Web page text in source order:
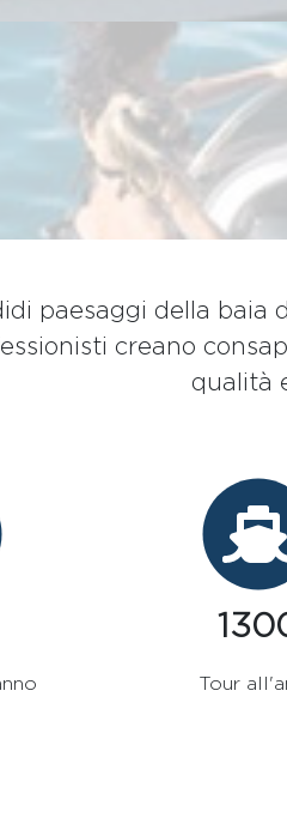
paesaggi della
creano
qualità
Tour